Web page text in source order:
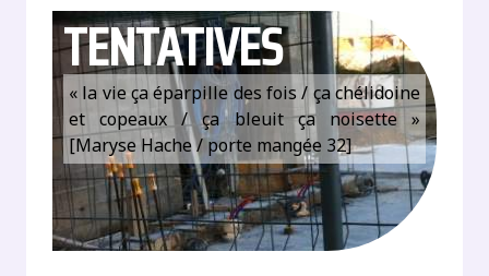
TENTATIVES
« la vie ça éparpille des fois / ça chélidoine
et copeaux / ça bleuit ça noisette »
[Maryse Hache / porte mangée 32]